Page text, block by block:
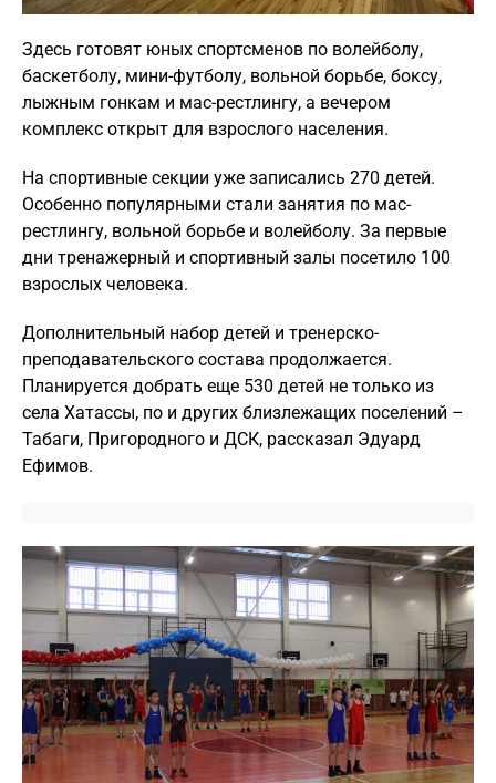
Здесь готовят юных спортсменов по волейболу,
баскетболу, мини-футболу, вольной борьбе, боксу,
лыжным гонкам и мас-рестлингу, а вечером
комплекс открыт для взрослого населения.
На спортивные секции уже записались 270 детей.
Особенно популярными стали занятия по мас-
рестлингу, вольной борьбе и волейболу. За первые
дни тренажерный и спортивный залы посетило 100
взрослых человека.
Дополнительный набор детей и тренерско-
преподавательского состава продолжается.
Планируется добрать еще 530 детей не только из
села Хатассы, по и других близлежащих поселений –
Табаги, Пригородного и ДСК, рассказал Эдуард
Ефимов.